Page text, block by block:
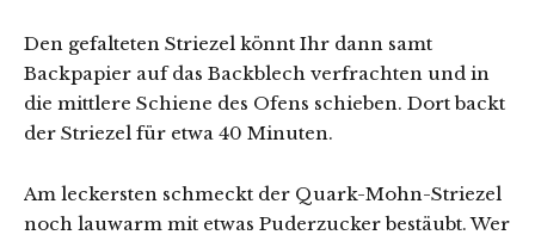
Den gefalteten Striezel könnt Ihr dann samt
Backpapier auf das Backblech verfrachten und in
die mittlere Schiene des Ofens schieben. Dort backt
der Striezel für etwa 40 Minuten.
Am leckersten schmeckt der Quark-Mohn-Striezel
noch lauwarm mit etwas Puderzucker bestäubt. Wer